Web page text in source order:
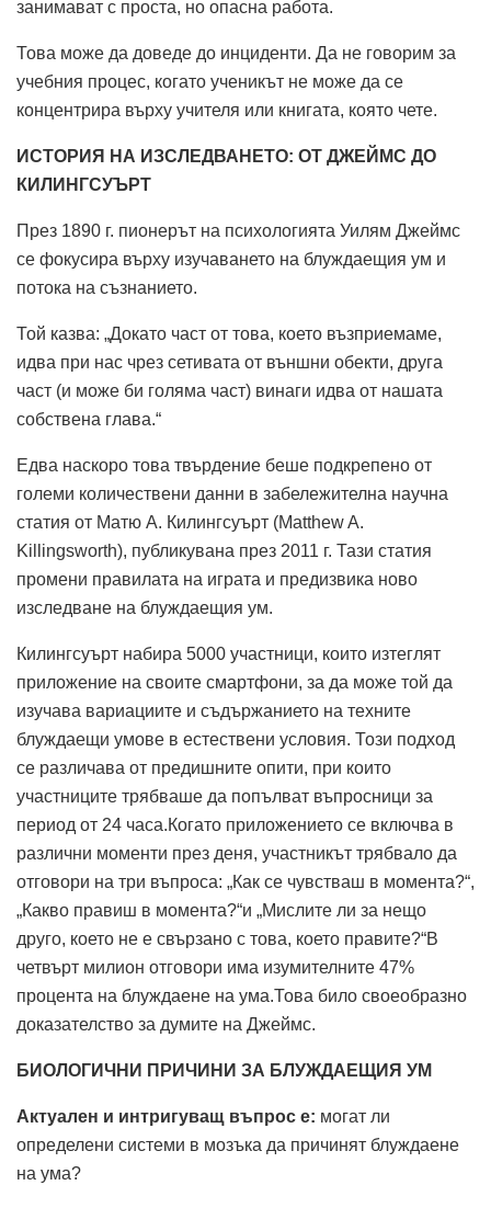
занимават с проста, но опасна работа.
Това може да доведе до инциденти. Да не говорим за
учебния процес, когато ученикът не може да се
концентрира върху учителя или книгата, която чете.
ИСТОРИЯ НА ИЗСЛЕДВАНЕТО: ОТ ДЖЕЙМС ДО
КИЛИНГСУЪРТ
През 1890 г. пионерът на психологията Уилям Джеймс
се фокусира върху изучаването на блуждаещия ум и
потока на съзнанието.
Той казва: „Докато част от това, което възприемаме,
идва при нас чрез сетивата от външни обекти, друга
част (и може би голяма част) винаги идва от нашата
собствена глава.“
Едва наскоро това твърдение беше подкрепено от
големи количествени данни в забележителна научна
статия от Матю А. Килингсуърт (Matthew A.
Killingsworth), публикувана през 2011 г. Тази статия
промени правилата на играта и предизвика ново
изследване на блуждаещия ум.
Килингсуърт набира 5000 участници, които изтеглят
приложение на своите смартфони, за да може той да
изучава вариациите и съдържанието на техните
блуждаещи умове в естествени условия. Този подход
се различава от предишните опити, при които
участниците трябваше да попълват въпросници за
период от 24 часа.Когато приложението се включва в
различни моменти през деня, участникът трябвало да
отговори на три въпроса: „Как се чувстваш в момента?“,
„Какво правиш в момента?“и „Мислите ли за нещо
друго, което не е свързано с това, което правите?“В
четвърт милион отговори има изумителните 47%
процента на блуждаене на ума.Това било своеобразно
доказателство за думите на Джеймс.
БИОЛОГИЧНИ ПРИЧИНИ ЗА БЛУЖДАЕЩИЯ УМ
Актуален и интригуващ въпрос е: могат ли
определени системи в мозъка да причинят блуждаене
на ума?